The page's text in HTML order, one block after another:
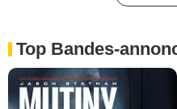
Top Bandes-